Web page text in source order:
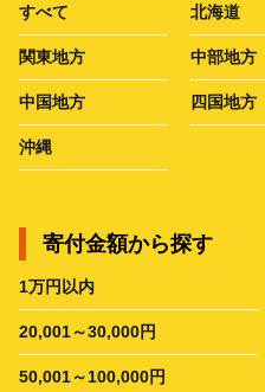
すべて 北海道
関東地方 中部地方
中国地方 四国地方
沖縄
寄付金額から探す
1万円以内
20,001～30,000円
50,001～100,000円